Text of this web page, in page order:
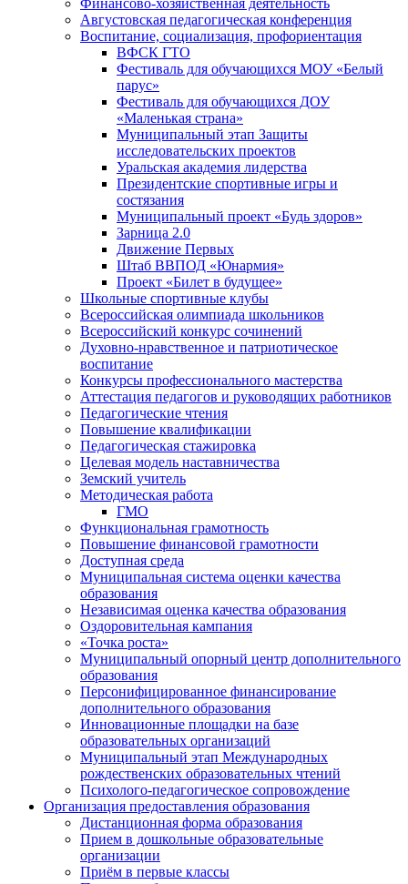
Финансово-хозяйственная деятельность
Августовская педагогическая конференция
Воспитание, социализация, профориентация
ВФСК ГТО
Фестиваль для обучающихся МОУ «Белый
парус»
Фестиваль для обучающихся ДОУ
«Маленькая страна»
Муниципальный этап Защиты
исследовательских проектов
Уральская академия лидерства
Президентские спортивные игры и
состязания
Муниципальный проект «Будь здоров»
Зарница 2.0
Движение Первых
Штаб ВВПОД «Юнармия»
Проект «Билет в будущее»
Школьные спортивные клубы
Всероссийская олимпиада школьников
Всероссийский конкурс сочинений
Духовно-нравственное и патриотическое
воспитание
Конкурсы профессионального мастерства
Аттестация педагогов и руководящих работников
Педагогические чтения
Повышение квалификации
Педагогическая стажировка
Целевая модель наставничества
Земский учитель
Методическая работа
ГМО
Функциональная грамотность
Повышение финансовой грамотности
Доступная среда
Муниципальная система оценки качества
образования
Независимая оценка качества образования
Оздоровительная кампания
«Точка роста»
Муниципальный опорный центр дополнительного
образования
Персонифицированное финансирование
дополнительного образования
Инновационные площадки на базе
образовательных организаций
Муниципальный этап Международных
рождественских образовательных чтений
Психолого-педагогическое сопровождение
Организация предоставления образования
Дистанционная форма образования
Прием в дошкольные образовательные
организации
Приём в первые классы